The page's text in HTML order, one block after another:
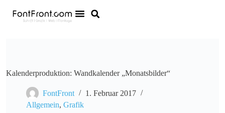
Kalenderproduktion: Wandkalender „Monatsbilder“
FontFront
1. Februar 2017
Allgemein, Grafik